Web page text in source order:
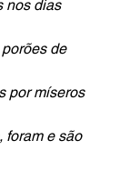
nos dias
de
por míseros
foram e são